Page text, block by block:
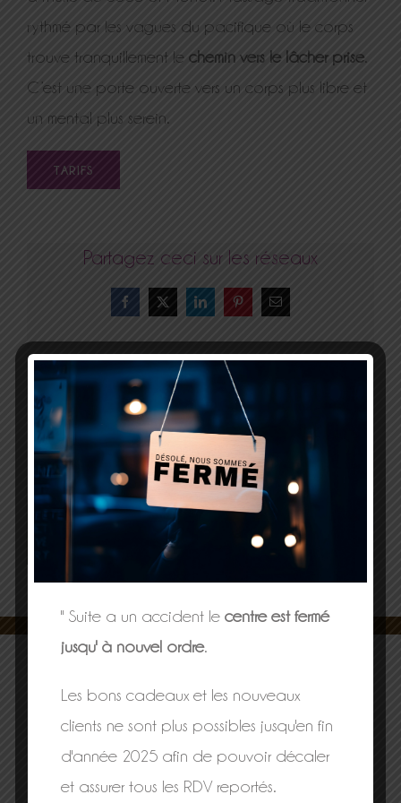
rythmé par les vagues du pacifique où le corps
trouve tranquillement le chemin vers le lâcher prise.
C’est une porte ouverte vers un corps plus libre et
un mental plus serein.
TARIFS
Partagez ceci sur les réseaux
Facebook
X LinkedInPinterestEmail
Projets connexes
" Suite a un accident le centre est fermé
jusqu' à nouvel ordre.
Les bons cadeaux et les nouveaux
clients ne sont plus possibles jusqu'en fin
d'année 2025 afin de pouvoir décaler
et assurer tous les RDV reportés.